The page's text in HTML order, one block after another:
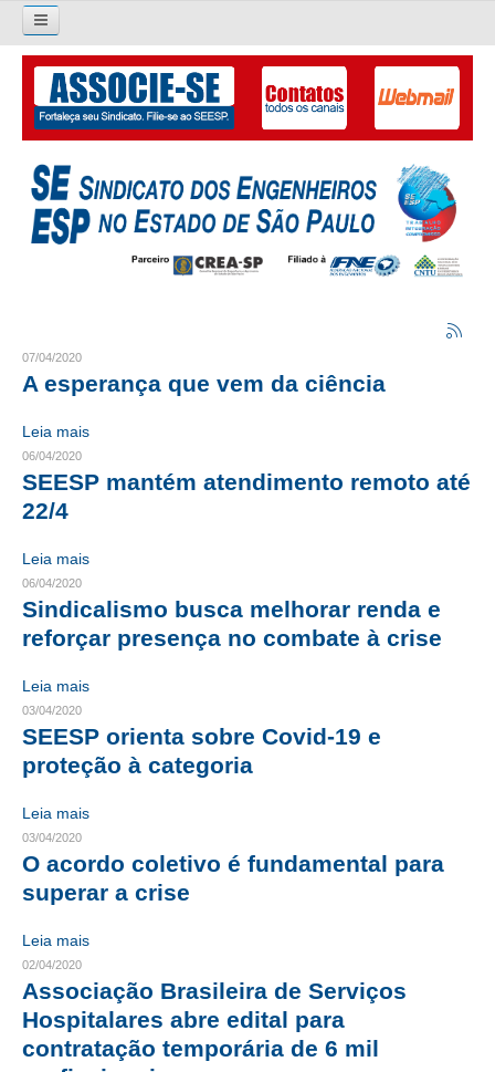
Pesquisar...
O SINDICATO
APRESENTAÇÃO
PALAVRA DO PRESIDENTE
LIVRO GESTÃO 2026-2029
SUBSEDES SINDICAIS
ORGANOGRAMA
CONSELHO TECNOLÓGICO
CONSELHOS ASSESSORES
PERSONALIDADES DA TECNOLOGIA
NÚCLEO DA MULHER ENGENHEIRA
JURÍDICO
CONSULTORIA
ACORDOS, CONVENÇÕES E DISSÍDIOS
CONTRIBUIÇÕES
07/04/2020
A esperança que vem da ciência
Leia mais
06/04/2020
SEESP mantém atendimento remoto até
22/4
Leia mais
06/04/2020
Sindicalismo busca melhorar renda e
reforçar presença no combate à crise
Leia mais
03/04/2020
SEESP orienta sobre Covid-19 e
proteção à categoria
Leia mais
03/04/2020
O acordo coletivo é fundamental para
superar a crise
Leia mais
02/04/2020
Associação Brasileira de Serviços
Hospitalares abre edital para
contratação temporária de 6 mil